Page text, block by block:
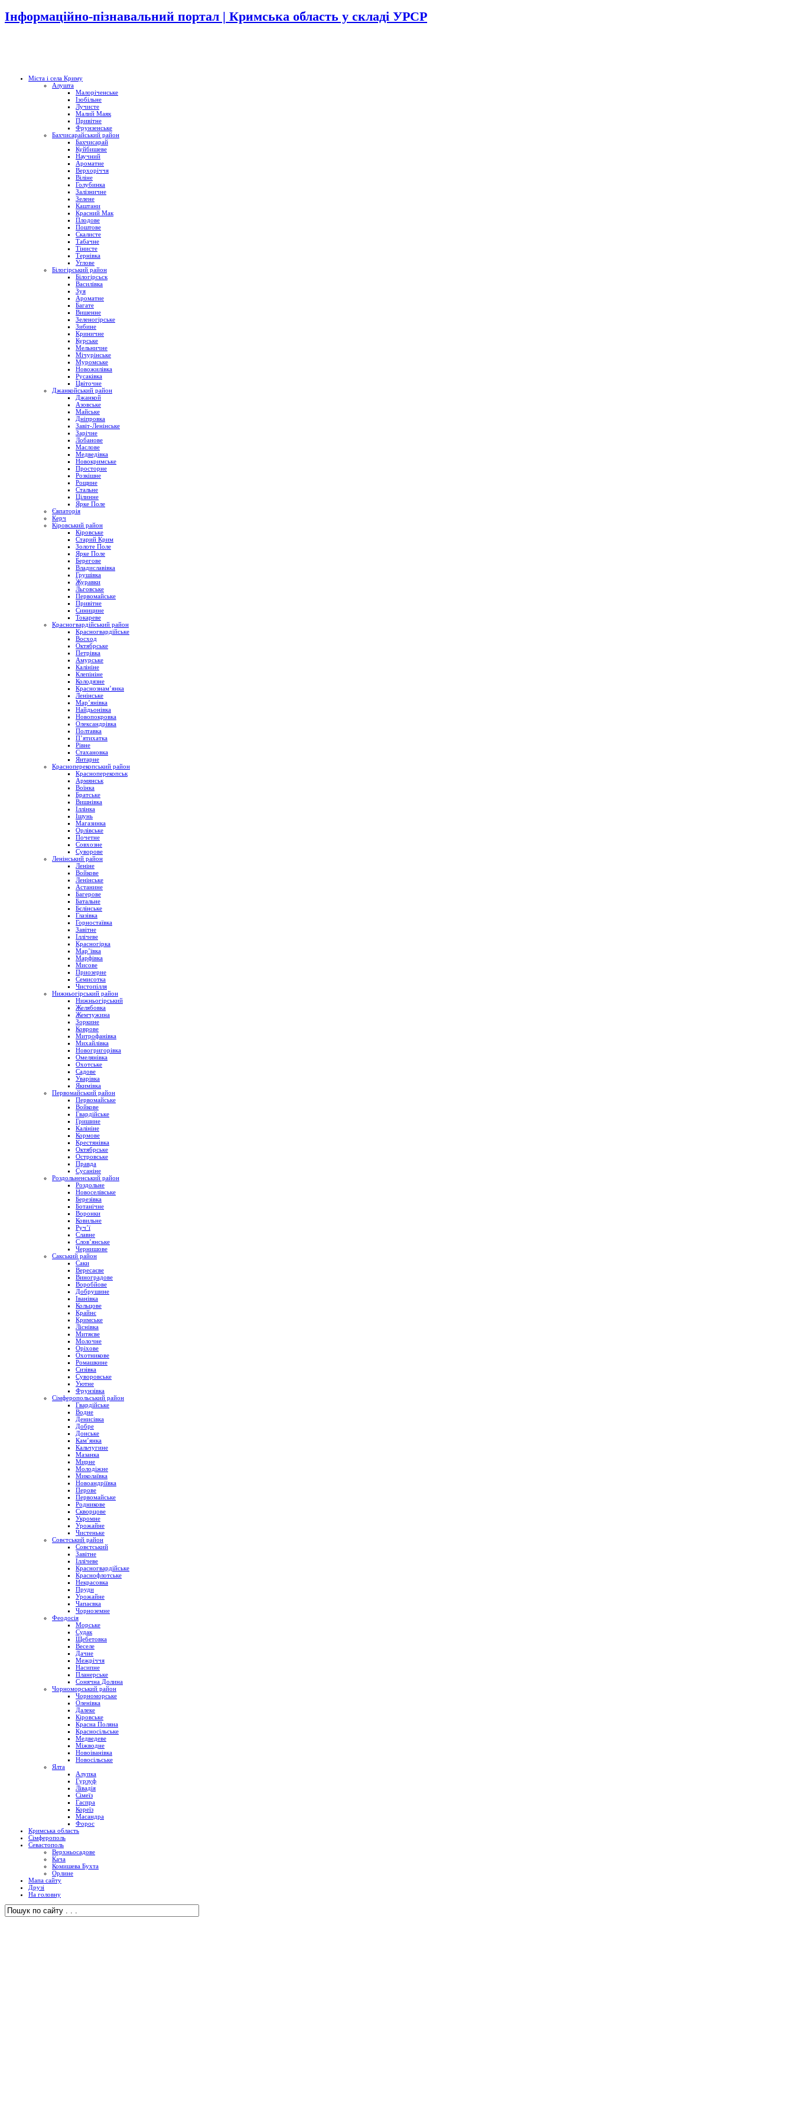
Інформаційно-пізнавальний портал | Кримська область у складі УРСР
Міста і села Криму
Алушта
Малоріченське
Ізобільне
Лучисте
Малий Маяк
Привітне
Фрунзенське
Бахчисарайський район
Бахчисарай
Куйбишеве
Научний
Ароматне
Верхоріччя
Віліне
Голубинка
Залізничне
Зелене
Каштани
Красний Мак
Плодове
Поштове
Скалисте
Табачне
Тінисте
Тернівка
Углове
Білогірський район
Білогірсьск
Василівка
Зуя
Ароматне
Багате
Вишенне
Зеленогірське
Зибине
Криничне
Курське
Мельничне
Мічурінське
Муромське
Новожилівка
Русаківка
Цвіточне
Джанкойський район
Джанкой
Азовське
Майське
Дніпровка
Завіт-Ленінське
Зарічне
Лобанове
Маслове
Медведівка
Новокримське
Просторне
Розкішне
Рощине
Стальне
Цілинне
Ярке Поле
Євпаторія
Керч
Кіровський район
Кіровське
Старий Крим
Золоте Поле
Ярке Поле
Берегове
Владиславівка
Грушівка
Журавки
Льговське
Первомайське
Привітне
Синицине
Токареве
Красногвардійський район
Красногвардійське
Восход
Октябрське
Петрівка
Амурське
Калініне
Клепініне
Колодязне
Краснознам’янка
Ленінське
Мар’янівка
Найдьонівка
Новопокровка
Олександрівка
Полтавка
П’ятихатка
Рівне
Стахановка
Янтарне
Красноперекопський район
Красноперекопськ
Армянськ
Воїнка
Братське
Вишнівка
Іллінка
Ішунь
Магазинка
Орлівське
Почетне
Совхозне
Суворове
Ленінський район
Леніне
Войкове
Ленінське
Астанине
Багерове
Батальне
Бєлінське
Глазівка
Горностаївка
Завітне
Іллічеве
Красногірка
Мар’ївка
Марфівка
Мисове
Приозерне
Семисотка
Чистопілля
Нижньогірський район
Нижньогірський
Желябовка
Жемчужина
Зоркине
Коврове
Митрофанівка
Михайлівка
Новогригорівка
Омелянівка
Охотське
Садове
Уварівка
Якимівка
Первомайський район
Первомайське
Войкове
Гвардійське
Гришине
Калініне
Кормове
Крестянівка
Октябрське
Островське
Правда
Сусаніне
Роздольненський район
Роздольне
Новоселівське
Березівка
Ботанічне
Воронки
Ковильне
Руч’ї
Славне
Слов’янське
Чернишове
Сакський район
Саки
Вересаєве
Виноградове
Воробйове
Добрушине
Іванівка
Кольцове
Крайнє
Кримське
Ліснівка
Митяєве
Молочне
Оріхове
Охотникове
Ромашкине
Сизівка
Суворовське
Уютне
Фрунзівка
Сімферопольський район
Гвардійське
Водне
Денисівка
Добре
Донське
Кам’янка
Кальчугине
Мазанка
Мирне
Молодіжне
Миколаївка
Новоандріївка
Перове
Первомайське
Родникове
Скворцове
Укромне
Урожайне
Чистеньке
Совєтський район
Совєтський
Завітне
Іллічеве
Красногвардійське
Краснофлотське
Некрасовка
Пруди
Урожайне
Чапаєвка
Чорноземне
Феодосія
Морське
Судак
Щебетовка
Веселе
Дачне
Межріччя
Насипне
Планерське
Сонячна Долина
Чорноморський район
Чорноморське
Оленівка
Далеке
Кіровське
Красна Поляна
Красносільське
Медведеве
Міжводне
Новоіванівка
Новосільське
Ялта
Алупка
Гурзуф
Лівадія
Сімеїз
Гаспра
Кореїз
Масандра
Форос
Кримська область
Сімферополь
Севастополь
Верхньосадове
Кача
Комишева Бухта
Орлине
Мапа сайту
Друзі
На головну